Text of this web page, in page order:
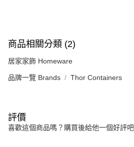
商品相關分類 (2)
居家家飾 Homeware
品牌一覽 Brands Thor Containers
評價
喜歡這個商品嗎？購買後給他一個好評吧